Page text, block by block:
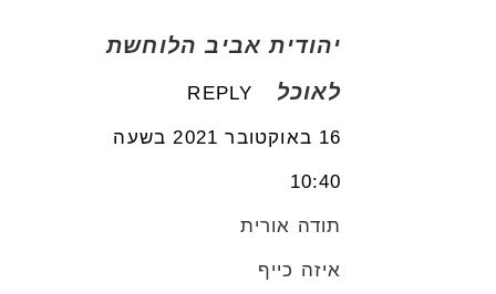
יהודית אביב הלוחשת
לאוכל
REPLY
16 באוקטובר 2021 בשעה
10:40
תודה אורית
איזה כייף